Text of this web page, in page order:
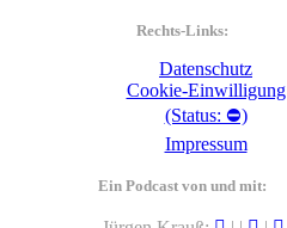
Rechts-Links:
Datenschutz
Cookie-Einwilligung
(Status: ⛔)
Impressum
Ein Podcast von und mit: